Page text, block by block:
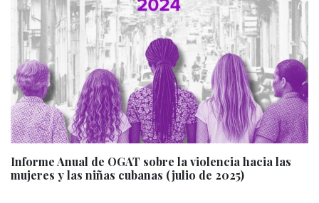
Informe Anual de OGAT sobre la violencia hacia las
mujeres y las niñas cubanas (julio de 2025)